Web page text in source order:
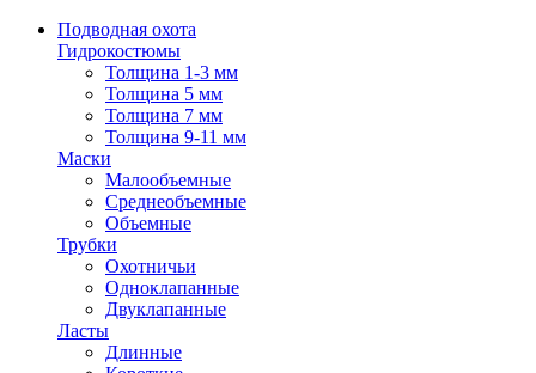
Подводная охота
Гидрокостюмы
Толщина 1-3 мм
Толщина 5 мм
Толщина 7 мм
Толщина 9-11 мм
Маски
Малообъемные
Среднеобъемные
Объемные
Трубки
Охотничьи
Одноклапанные
Двуклапанные
Ласты
Длинные